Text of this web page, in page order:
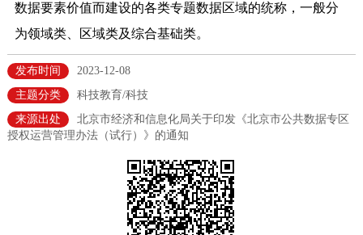
市领导 机构职能 政策服务
政策兑现
决策公开 专题公开
法人服务
数据要素价值而建设的各类专题数据区域的统称，一般分
为领域类、区域类及综合基础类。
发布时间
2023-12-08
主题分类
科技教育/科技
来源出处
北京市经济和信息化局关于印发《北京市公共数据专区
授权运营管理办法（试行）》的通知